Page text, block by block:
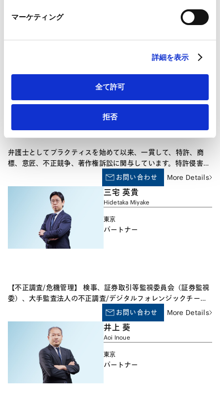
LinkedIn プライバシーポリシー（
HubSpot プライバシーポリシー（外部サイト）
マーケティング
詳細を表示
全て許可
拒否
争の他にも、様々の企業の依頼で社内犯罪の調査・検討を行い、
業務上横領、詐欺等の刑事訴追の支援をしたこともあります。
・ 知的財産権に関する紛争処理 (1) 特許侵害訴訟 (2) 商標、意
国、欧州訴訟支援 (5) 中国、アジア模倣品対策 ・ 知的財産権に
お問い合わせ More Details
東京
弁護士としてプラクティスを始めて以来、一貫して、特許、商
標、意匠、不正競争、著作権訴訟に関与しています。特許侵害訴
訟・無効審判・審決取消訴訟に関しては、電気・通信・化学を中
心に、比較的多くの技術分野の事件を扱った経験があり、また、
近時は、米国特許紛争に関するサポートも担当させていただいて
います。さらに、ライセンス契約、特許その他の知的財産権の移
転契約、M&A等に伴う知的財産権関連の取引、デュー・ディリ
ジェンス等の経験もございます。
お問い合わせ More Details
三宅 英貴
Hidetaka Miyake
東京
パートナー
【不正調査/危機管理】 検事、証券取引等監視委員会（証券監視
委）、大手監査法人の不正調査/デジタルフォレンジックチーム
での豊富な調査経験を有し、会計不正、相場操縦、インサイダー
取引、資産横領、贈収賄、情報漏えい等のホワイトカラークライ
ムや各種不正の調査業務及び刑事・行政当局対応を専門分野とし
ています。 【開示規制/会計・監査制度】 証券監視委で著名な大
型事件を含め数々の会計不正や開示規制違反を摘発した経験に加
え、大手監査法人で会計監査の手続における不正リスク対応の経
験もあり、開示規制や会計・監査制度に関する助言を提供してい
ます。 【金融規制】 外資系資産運用会社や国内大手銀行への出
お問い合わせ More Details
井上 葵
Aoi Inoue
東京
パートナー